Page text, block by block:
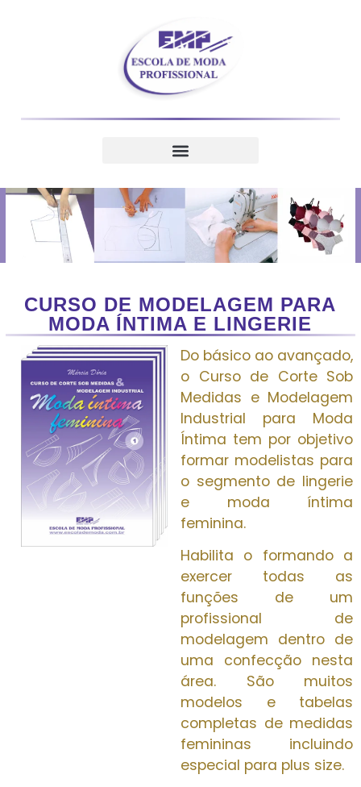
CURSO DE MODELAGEM PARA
MODA ÍNTIMA E LINGERIE
Do básico ao avançado,
o Curso de Corte Sob
Medidas e Modelagem
Industrial para Moda
Íntima tem por objetivo
formar modelistas para
o segmento de lingerie
e moda íntima
feminina.
Habilita o formando a
exercer todas as
funções de um
profissional de
modelagem dentro de
uma confecção nesta
área. São muitos
modelos e tabelas
completas de medidas
femininas incluindo
especial para plus size.